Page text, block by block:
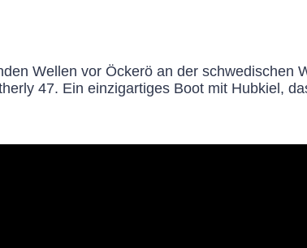
Wellen vor Öckerö an der schwedischen
47. Ein einzigartiges Boot mit Hubkiel,